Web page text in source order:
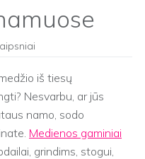
iš tiesų
Nesvarbu, ar jūs
namo, sodo
Medienos gaminiai
grindims, stogui,